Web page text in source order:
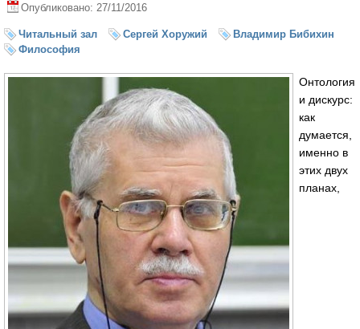
Опубликовано: 27/11/2016
Читальный зал Сергей Хоружий
Владимир Бибихин
Философия
Онтология
и дискурс:
как
думается,
именно в
этих двух
планах,